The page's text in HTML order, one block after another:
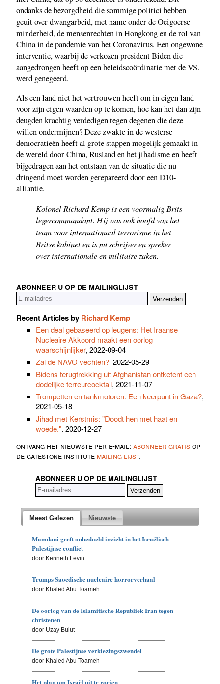
ondanks de bezorgdheid die sommige politici hebben
geuit over dwangarbeid, met name onder de Oeigoerse
minderheid, de mensenrechten in Hongkong en de rol van
China in de pandemie van het Coronavirus. Een ongewone
interventie, waarbij de verkozen president Biden die
aangedrongen heeft op een beleidscoördinatie met de VS.
werd genegeerd.
Als een land niet het vertrouwen heeft om in eigen land
voor zijn eigen waarden op te komen, hoe kan het dan zijn
deugden krachtig verdedigen tegen degenen die deze
willen ondermijnen? Deze zwakte in de westerse
democratieën heeft al grote stappen mogelijk gemaakt in
de wereld door China, Rusland en het jihadisme en heeft
bijgedragen aan het ontstaan van de situatie die nu
dringend moet worden gerepareerd door een D10-
alliantie.
Kolonel Richard Kemp is een voormalig Brits
legercommandant. Hij was ook hoofd van het
team voor internationaal terrorisme in het
Britse kabinet en is nu schrijver en spreker
over internationale en militaire zaken.
ABONNEER U OP DE MAILINGLIJST
Recent Articles by Richard Kemp
Een deal gebaseerd op leugens: Het Iraanse
Nucleaire Akkoord maakt een oorlog
waarschijnlijker, 2022-09-04
Zal de NAVO vechten?, 2022-05-29
Bidens terugtrekking uit Afghanistan ontketent een
dodelijke terreurcocktail, 2021-11-07
Trompetten en tankmotoren: Een keerpunt in Gaza?,
2021-05-18
Jihad met Kerstmis: "Doodt hen met haat en
woede.", 2020-12-27
ontvang het nieuwste per e-mail: abonneer gratisop
de gatestone institute mailing lijst.
ABONNEER U OP DE MAILINGLIJST
Meest Gelezen Nieuwste
Mamdani geeft onbedoeld inzicht in het Israëlisch-
Palestijnse conflict
door Kenneth Levin
Trumps Saoedische nucleaire horrorverhaal
door Khaled Abu Toameh
De oorlog van de Islamitische Republiek Iran tegen
christenen
door Uzay Bulut
De grote Palestijnse verkiezingszwendel
door Khaled Abu Toameh
Het plan om Israël uit te roeien